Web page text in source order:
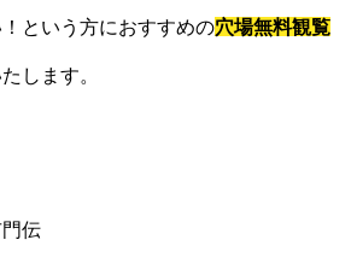
という方におすすめの穴場無料観覧
します。
伝